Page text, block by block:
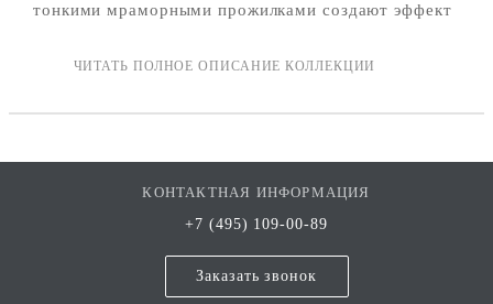
тонкими мраморными прожилками создают эффект
КОНТАКТНАЯ ИНФОРМАЦИЯ
+7 (495) 109-00-89
Заказать звонок